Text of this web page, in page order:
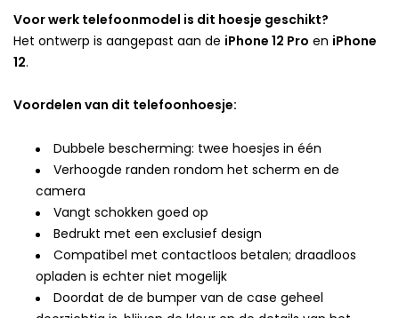
Voor werk telefoonmodel is dit hoesje geschikt?
Het ontwerp is aangepast aan de iPhone 12 Pro en iPhone
12.
Voordelen van dit telefoonhoesje:
Dubbele bescherming: twee hoesjes in één
Verhoogde randen rondom het scherm en de
camera
Vangt schokken goed op
Bedrukt met een exclusief design
Compatibel met contactloos betalen; draadloos
opladen is echter niet mogelijk
Doordat de de bumper van de case geheel